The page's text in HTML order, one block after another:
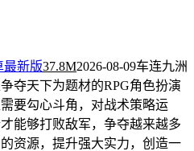
最新版37.8M2026-08-09车连九洲
夺天下为题材的RPG角色扮演
要勾心斗角，对战术策略运
能够打败敌军，争夺越来越多
资源，提升强大实力，创造一